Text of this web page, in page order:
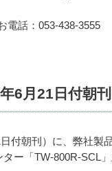
電話：053-438-3555
年6月21日付
付朝刊）に、弊社
ー「TW-800R-SCL